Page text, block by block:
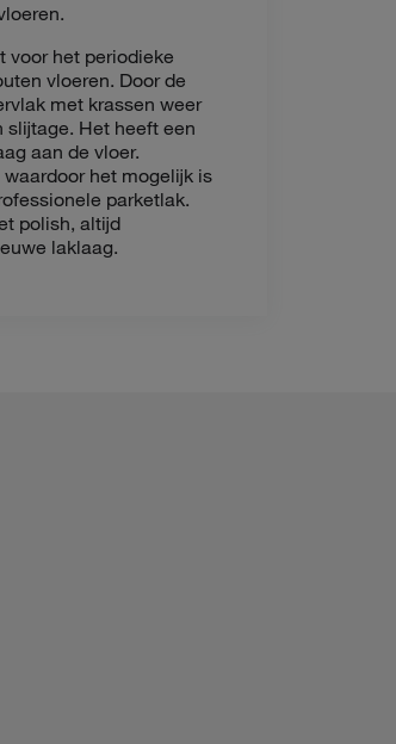
voor het periodieke
vloeren. Door de
met krassen weer
slijtage. Het heeft een
aan de vloer.
het mogelijk is
parketlak.
polish, altijd
laklaag.